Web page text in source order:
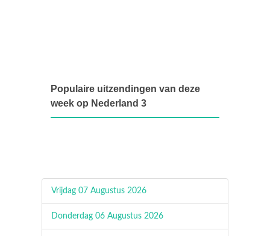
Populaire uitzendingen van deze
week op Nederland 3
Vrijdag 07 Augustus 2026
Donderdag 06 Augustus 2026